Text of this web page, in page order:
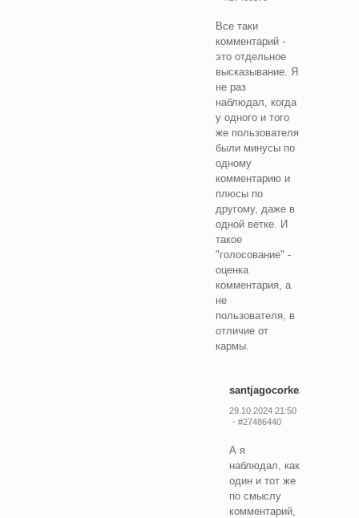
Все таки
комментарий -
это отдельное
высказывание. Я
не раз
наблюдал, когда
у одного и того
же пользователя
были минусы по
одному
комментарию и
плюсы по
другому, даже в
одной ветке. И
такое
"голосование" -
оценка
комментария, а
не
пользователя, в
отличие от
кармы.
santjagocorkez
29.10.2024 21:50
#27486440
А я
наблюдал, как
один и тот же
по смыслу
комментарий,